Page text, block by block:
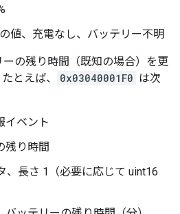
値、充電なし、バッテリー不明
の残り時間（既知の場合）を更
とえば、
0x03040001F0 は次
イベント
残り時間
、長さ 1（必要に応じて uint16